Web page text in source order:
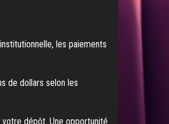
les paiements
de dollars selon les
dépôt. Une opportunité